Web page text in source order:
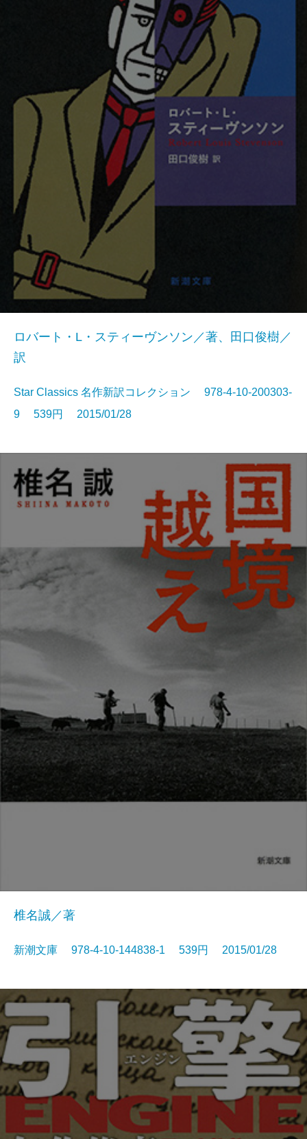
ロバート・L・スティーヴンソン／著、田口俊樹／
訳
Star Classics 名作新訳コレクション 978-4-10-200303-
9 539円 2015/01/28
椎名誠／著
新潮文庫 978-4-10-144838-1 539円 2015/01/28